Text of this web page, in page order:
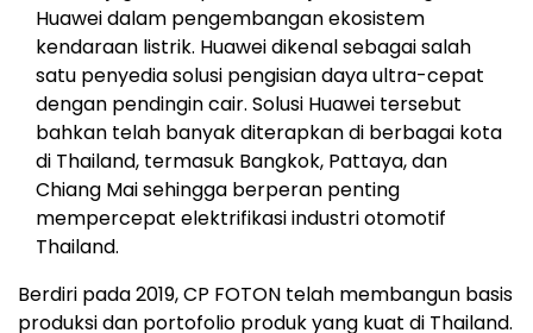
Huawei dalam pengembangan ekosistem
kendaraan listrik. Huawei dikenal sebagai salah
satu penyedia solusi pengisian daya ultra-cepat
dengan pendingin cair. Solusi Huawei tersebut
bahkan telah banyak diterapkan di berbagai kota
di Thailand, termasuk Bangkok, Pattaya, dan
Chiang Mai sehingga berperan penting
mempercepat elektrifikasi industri otomotif
Thailand.
Berdiri pada 2019, CP FOTON telah membangun basis
produksi dan portofolio produk yang kuat di Thailand.